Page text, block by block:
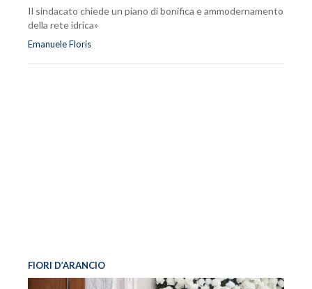
Il sindacato chiede un piano di bonifica e ammodernamento
della rete idrica»
Emanuele Floris
FIORI D’ARANCIO